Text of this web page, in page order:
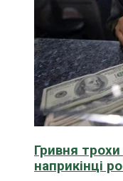
Гривня
наприкінці